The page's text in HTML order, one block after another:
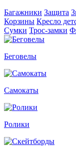
Багажники Защита
Корзины Кресло
Сумки Трос-замки
Беговелы
Самокаты
Ролики